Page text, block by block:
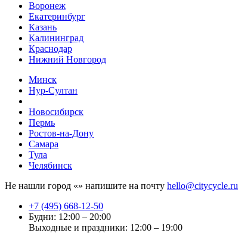
Воронеж
Екатеринбург
Казань
Калининград
Краснодар
Нижний Новгород
Минск
Нур-Султан
Новосибирск
Пермь
Ростов-на-Дону
Самара
Тула
Челябинск
Не нашли город «» напишите на почту hello@citycycle.ru
+7 (495) 668-12-50
Будни: 12:00 – 20:00
Выходные и праздники: 12:00 – 19:00